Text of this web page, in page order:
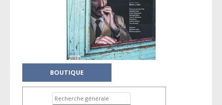
BOUTIQUE